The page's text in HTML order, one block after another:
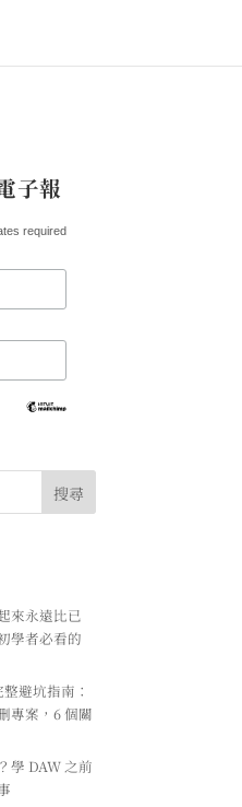
子報
required
來永遠比已
學者必看的
避坑指南：
專案，6 個關
學 DAW 之前